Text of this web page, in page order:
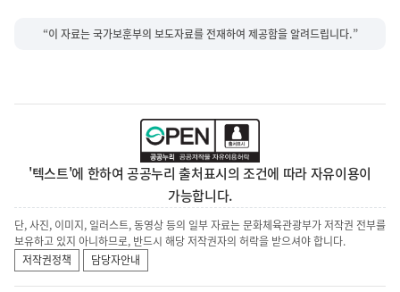
“이 자료는 국가보훈부의 보도자료를 전재하여 제공함을 알려드립니다.”
'텍스트'에 한하여 공공누리 출처표시의 조건에 따라 자유이용이
가능합니다.
단, 사진, 이미지, 일러스트, 동영상 등의 일부 자료는 문화체육관광부가 저작권 전부를
보유하고 있지 아니하므로, 반드시 해당 저작권자의 허락을 받으셔야 합니다.
저작권정책
담당자안내